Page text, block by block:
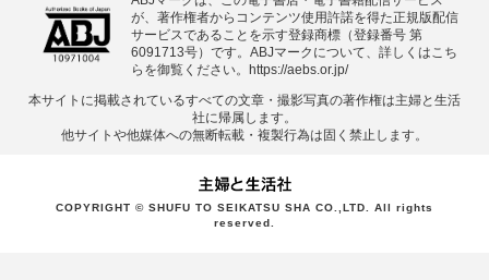
が、著作権者からコンテンツ使用許諾を得た正規版配信
サービスであることを示す登録商標（登録番号 第
6091713号）です。ABJマークについて、詳しくはこち
らを御覧ください。 https://aebs.or.jp/
本サイトに掲載されているすべての⽂章・撮影写真の著作権は主婦と⽣活
社に帰属します。
他サイトや他媒体への無断転載・複製⾏為は固く禁⽌します。
COPYRIGHT © SHUFU TO SEIKATSU SHA CO.,LTD. All rights
reserved.